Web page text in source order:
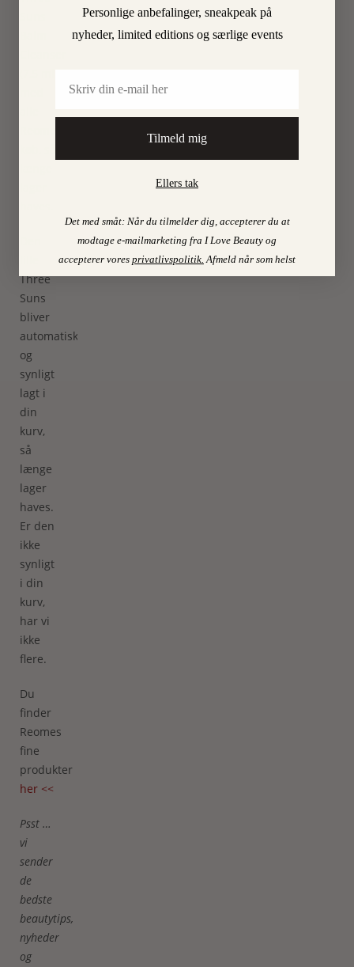
Three
Suns
bliver
automatisk
og
synligt
lagt i
din
kurv,
så
længe
lager
haves.
Er den
ikke
synligt
i din
kurv,
har vi
ikke
flere.
Du
finder
Reomes
fine
produkter
her <<
Psst …
vi
sender
de
bedste
beautytips,
nyheder
og
Personlige anbefalinger, sneakpeak på
nyheder, limited editions og særlige events
Tilmeld mig
Ellers tak
Det med småt: Når du tilmelder dig, accepterer du at
modtage e-mailmarketing fra I Love Beauty og
accepterer vores privatlivspolitik Afmeld når som helst